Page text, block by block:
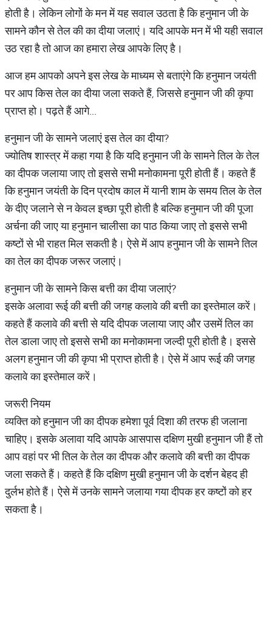
होती है। लेकिन लोगों के मन में यह सवाल उठता है कि हनुमान जी के
सामने कौन से तेल की का दीया जलाएं। यदि आपके मन में भी यही सवाल
उठ रहा है तो आज का हमारा लेख आपके लिए है।
आज हम आपको अपने इस लेख के माध्यम से बताएंगे कि हनुमान जयंती
पर आप किस तेल का दीया जला सकते हैं, जिससे हनुमान जी की कृपा
प्राप्त हो। पढ़ते हैं आगे...
हनुमान जी के सामने जलाएं इस तेल का दीया?
ज्योतिष शास्त्र में कहा गया है कि यदि हनुमान जी के सामने तिल के तेल
का दीपक जलाया जाए तो इससे सभी मनोकामना पूरी होती हैं। कहते हैं
कि हनुमान जयंती के दिन प्रदोष काल में यानी शाम के समय तिल के तेल
के दीए जलाने से न केवल इच्छा पूरी होती है बल्कि हनुमान जी की पूजा
अर्चना की जाए या हनुमान चालीसा का पाठ किया जाए तो इससे सभी
कष्टों से भी राहत मिल सकती है। ऐसे में आप हनुमान जी के सामने तिल
का तेल का दीपक जरूर जलाएं।
हनुमान जी के सामने किस बत्ती का दीया जलाएं?
इसके अलावा रूई की बत्ती की जगह कलावे की बत्ती का इस्तेमाल करें।
कहते हैं कलावे की बत्ती से यदि दीपक जलाया जाए और उसमें तिल का
तेल डाला जाए तो इससे सभी का मनोकामना जल्दी पूरी होती है। इससे
अलग हनुमान जी की कृपा भी प्राप्त होती है। ऐसे में आप रूई की जगह
कलावे का इस्तेमाल करें।
जरूरी नियम
व्यक्ति को हनुमान जी का दीपक हमेशा पूर्व दिशा की तरफ ही जलाना
चाहिए। इसके अलावा यदि आपके आसपास दक्षिण मुखी हनुमान जी हैं तो
आप वहां पर भी तिल के तेल का दीपक और कलावे की बत्ती का दीपक
जला सकते हैं। कहते हैं कि दक्षिण मुखी हनुमान जी के दर्शन बेहद ही
दुर्लभ होते हैं। ऐसे में उनके सामने जलाया गया दीपक हर कष्टों को हर
सकता है।